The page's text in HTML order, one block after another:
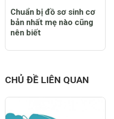
Chuẩn bị đồ sơ sinh cơ
bản nhất mẹ nào cũng
nên biết